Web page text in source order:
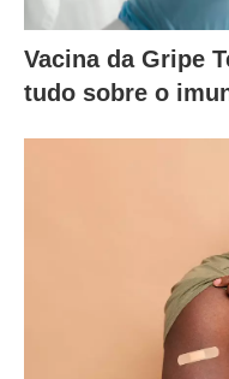
Vacina da Gripe
tudo sobre o